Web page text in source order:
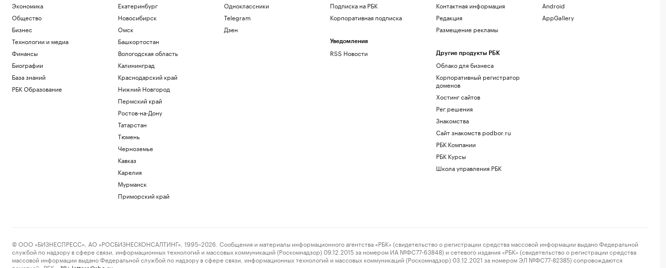
Экономика
Общество
Бизнес
Технологии и медиа
Финансы
Биографии
База знаний
РБК Образование
Екатеринбург
Новосибирск
Омск
Башкортостан
Вологодская область
Калининград
Краснодарский край
Нижний Новгород
Пермский край
Ростов-на-Дону
Татарстан
Тюмень
Черноземье
Кавказ
Карелия
Мурманск
Приморский край
Одноклассники
Telegram
Дзен
Подписка на РБК
Корпоративная подписка
Уведомления
RSS Новости
Контактная информация
Редакция
Размещение рекламы
Другие продукты РБК
Облако для бизнеса
Корпоративный регистратор
доменов
Хостинг сайтов
Рег.решения
Знакомства
Сайт знакомств podbor.ru
РБК Компании
РБК Курсы
Школа управления РБК
Android
AppGallery
© ООО «БИЗНЕСПРЕСС», АО «РОСБИЗНЕСКОНСАЛТИНГ», 1995–2026. Сообщения и материалы информационного агентства «РБК» (свидетельство о регистрации средства массовой информации выдано Федеральной
службой по надзору в сфере связи, информационных технологий и массовых коммуникаций (Роскомнадзор) 09.12.2015 за номером ИА №ФС77-63848) и сетевого издания «РБК» (свидетельство о регистрации средства
массовой информации выдано Федеральной службой по надзору в сфере связи, информационных технологий и массовых коммуникаций (Роскомнадзор) 03.12.2021 за номером ЭЛ №ФС77-82385) сопровождаются